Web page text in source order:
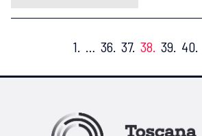
1. … 36. 37. 38. 39. 40.